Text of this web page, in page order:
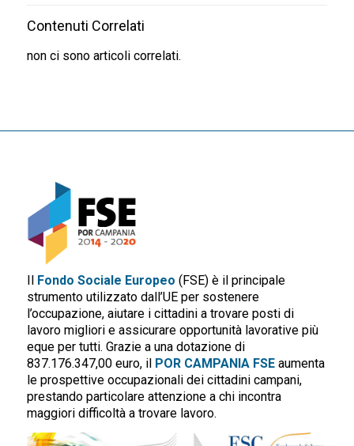
Contenuti Correlati
non ci sono articoli correlati.
Fondo Sociale Europeo (FSE) è il principale
strumento utilizzato dall’UE per sostenere
l’occupazione, aiutare i cittadini a trovare posti di
lavoro migliori e assicurare opportunità lavorative più
eque per tutti. Grazie a una dotazione di
837.176.347,00 euro, il POR CAMPANIA FSEaumenta
le prospettive occupazionali dei cittadini campani,
prestando particolare attenzione a chi incontra
maggiori difficoltà a trovare lavoro.